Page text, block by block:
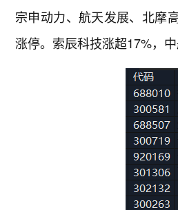
宗申动力、航天发展、北摩
涨停。索辰科技涨超17%，